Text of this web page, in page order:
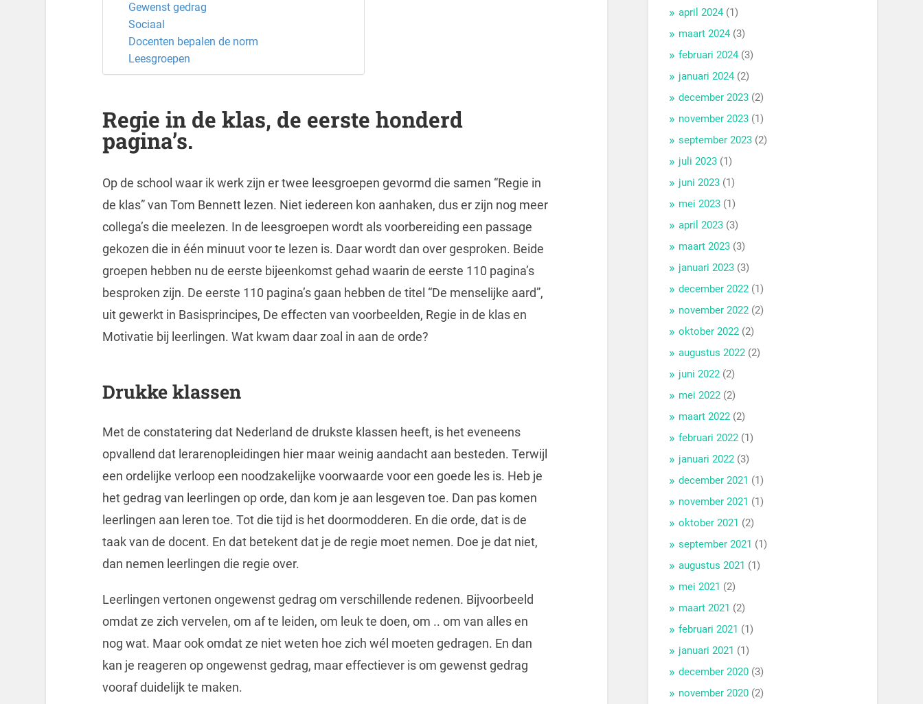
Gewenst gedrag
Sociaal
Docenten bepalen de norm
Leesgroepen
Regie in de klas, de eerste honderd
pagina’s.
Op de school waar ik werk zijn er twee leesgroepen gevormd die samen “Regie in
de klas” van Tom Bennett lezen. Niet iedereen kon aanhaken, dus er zijn nog meer
collega’s die meelezen. In de leesgroepen wordt als voorbereiding een passage
gekozen die in één minuut voor te lezen is. Daar wordt dan over gesproken. Beide
groepen hebben nu de eerste bijeenkomst gehad waarin de eerste 110 pagina’s
besproken zijn. De eerste 110 pagina’s gaan hebben de titel “De menselijke aard”,
uit gewerkt in Basisprincipes, De effecten van voorbeelden, Regie in de klas en
Motivatie bij leerlingen. Wat kwam daar zoal in aan de orde?
Drukke klassen
Met de constatering dat Nederland de drukste klassen heeft, is het eveneens
opvallend dat lerarenopleidingen hier maar weinig aandacht aan besteden. Terwijl
een ordelijke verloop een noodzakelijke voorwaarde voor een goede les is. Heb je
het gedrag van leerlingen op orde, dan kom je aan lesgeven toe. Dan pas komen
leerlingen aan leren toe. Tot die tijd is het doormodderen. En die orde, dat is de
taak van de docent. En dat betekent dat je de regie moet nemen. Doe je dat niet,
dan nemen leerlingen die regie over.
Leerlingen vertonen ongewenst gedrag om verschillende redenen. Bijvoorbeeld
omdat ze zich vervelen, om af te leiden, om leuk te doen, om .. om van alles en
nog wat. Maar ook omdat ze niet weten hoe zich wél moeten gedragen. En dan
kan je reageren op ongewenst gedrag, maar effectiever is om gewenst gedrag
vooraf duidelijk te maken.
april 2024 (1)
maart 2024 (3)
februari 2024 (3)
januari 2024 (2)
december 2023 (2)
november 2023 (1)
september 2023 (2)
juli 2023 (1)
juni 2023 (1)
mei 2023 (1)
april 2023 (3)
maart 2023 (3)
januari 2023 (3)
december 2022 (1)
november 2022 (2)
oktober 2022 (2)
augustus 2022 (2)
juni 2022 (2)
mei 2022 (2)
maart 2022 (2)
februari 2022 (1)
januari 2022 (3)
december 2021 (1)
november 2021 (1)
oktober 2021 (2)
september 2021 (1)
augustus 2021 (1)
mei 2021 (2)
maart 2021 (2)
februari 2021 (1)
januari 2021 (1)
december 2020 (3)
november 2020 (2)